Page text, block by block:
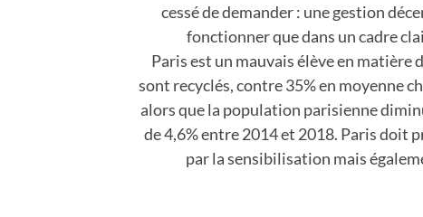
cessé de demander : une gestion
fonctionner que dans un cadre
Paris est un mauvais élève en matière
sont recyclés, contre 35% en moyenne
alors que la population parisienne
de 4,6% entre 2014 et 2018. Paris doit
par la sensibilisation mais